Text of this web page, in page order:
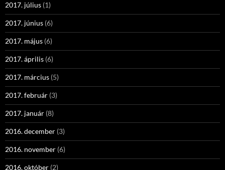
2017. július (1)
2017. június (6)
2017. május (6)
2017. április (6)
2017. március (5)
2017. február (3)
2017. január (8)
2016. december (3)
2016. november (6)
2016. október (2)